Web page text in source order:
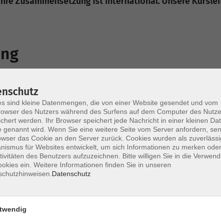
Geboren und aufgewachsen bin ich in der
und habe dort vier spannende Jahre verbracht.
Jahre lang gearbeitet und gelebt habe. Seit 2017 lebe ich
unterrichte ich seit 2025 Chinesisch. Für mich ist
Land und seine Menschen wirklich verstehen kann. In
Wir holen auch das echte Leben mit ins Klassenzimmer:
spannenden Facetten Chinas. So entdecken wir
chinesische Welt — ganz entspannt und mit
sind kleine Datenmengen, die von einer Website gesendet und vom
des Nutzers während des Surfens auf dem Computer des
werden. Ihr Browser speichert jede Nachricht in einer kleinen
genannt wird. Wenn Sie eine weitere Seite vom Server anfordern,
das Cookie an den Server zurück. Cookies wurden als
für Websites entwickelt, um sich Informationen zu merken
des Benutzers aufzuzeichnen. Bitte willigen Sie in die
ein. Weitere Informationen finden Sie in unseren
Datenschutz